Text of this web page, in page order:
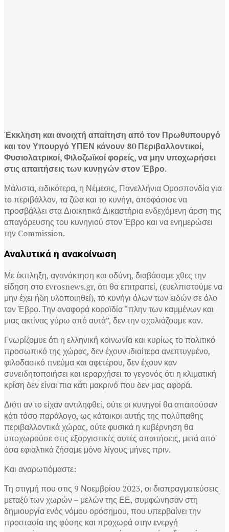
Έκκληση και ανοιχτή απαίτηση από τον Πρωθυπουργό
και τον Υπουργό ΥΠΕΝ κάνουν 80 Περιβαλλοντικοί,
Φυσιολατρικοί, Φιλοζωϊκοί φορείς, να μην υποχωρήσει
στις απαιτήσεις των κυνηγών στον Έβρο.
Μάλιστα, ειδικότερα, η Νέμεσις, Πανελλήνια Ομοσπονδία για
το περιβάλλον, τα ζώα και το κυνήγι, αποφάσισε να
προσβάλλει στα Διοικητικά Δικαστήρια ενδεχόμενη άρση της
απαγόρευσης του κυνηγιού στον Έβρο και να ενημερώσει
την Commission.
Αναλυτικά η ανακοίνωση
Με έκπληξη, αγανάκτηση και οδύνη, διαβάσαμε χθες την
είδηση στο εvrosnews.gr, ότι θα επιτραπεί, (ευελπιστούμε να
μην έχει ήδη υλοποιηθεί), το κυνήγι όλων των ειδών σε όλο
τον Έβρο. Την αναφορά κοροϊδία “πλην των καμμένων και
μιας ακτίνας γύρω από αυτά”, δεν την σχολιάζουμε καν.
Γνωρίζομυε ότι η ελληνική κοινωνία και κυρίως το πολιτικό
προσωπικό της χώρας, δεν έχουν ιδιαίτερα ανεπτυγμένο,
φιλοδασικό πνεύμα και αφετέρου, δεν έχουν καν
συνειδητοποιήσει και ιεραρχήσει το γεγονός ότι η κλιματική
κρίση δεν είναι πια κάτι μακρινό που δεν μας αφορά.
Διότι αν το είχαν αντιληφθεί, ούτε οι κυνηγοί θα απαιτούσαν
κάτι τόσο παράλογο, ως κάτοικοι αυτής της πολύπαθης
περιβαλλοντικά χώρας, ούτε φυσικά η κυβέρνηση θα
υποχωρούσε στις εξοργιστικές αυτές απαιτήσεις, μετά από
όσα εφιαλτικά ζήσαμε μόνο λίγους μήνες πριν.
Και αναρωτιόμαστε:
Τη στιγμή που στις 9 Νοεμβρίου 2023, οι διαπραγματεύσεις
μεταξύ των χωρών – μελών της ΕΕ, συμφώνησαν στη
δημιουργία ενός νόμου ορόσημου, που υπερβαίνει την
προστασία της φύσης και προχωρά στην ενεργή